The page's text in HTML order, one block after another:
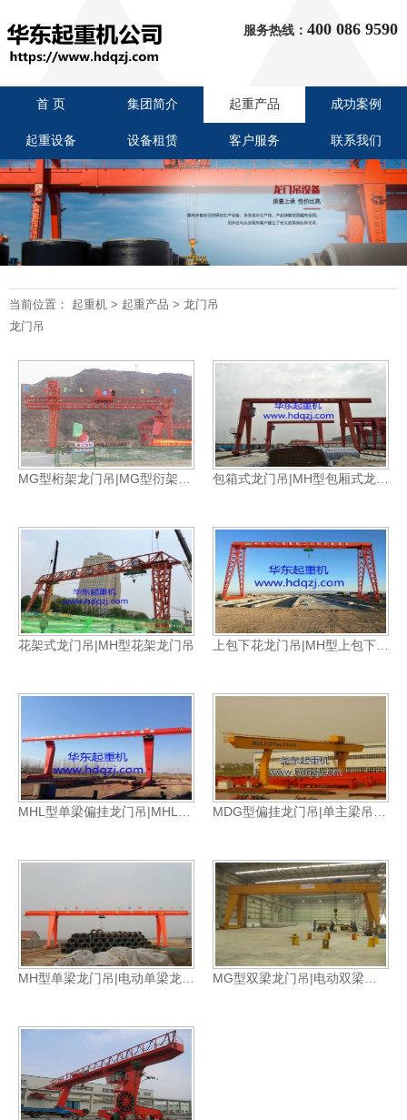
服务热线： 400 086 9590
首 页 集团简介 起重产品 成功案例
起重设备 设备租赁 客户服务 联系我们
当前位置： 起重机 > 起重产品 > 龙门吊
龙门吊
花架式龙门吊|MH型花架龙门吊
MH型单梁龙门吊|电动单梁龙门吊 MG型双梁龙门吊|电动双梁龙门吊